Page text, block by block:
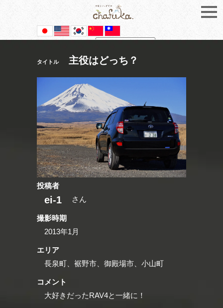
Powered by
タイトル 主役はどっち？
投稿者
ei-1 さん
撮影時期
2013年1月
エリア
長泉町、裾野市、御殿場市、小山町
コメント
大好きだったRAV4と一緒に！